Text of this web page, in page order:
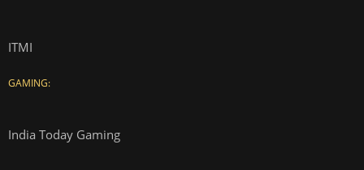
ITMI
GAMING:
India Today Gaming